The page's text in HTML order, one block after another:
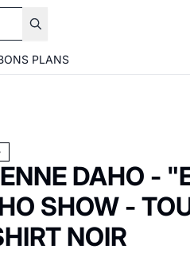
PLANS
DAHO -
SHOW -
NOIR